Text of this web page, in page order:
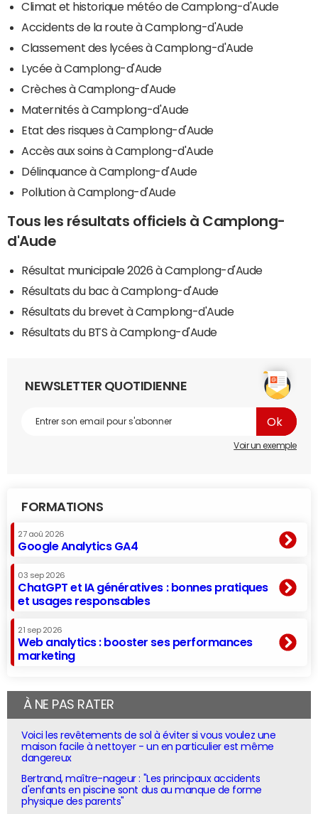
Climat et historique météo de Camplong-d'Aude
Accidents de la route à Camplong-d'Aude
Classement des lycées à Camplong-d'Aude
Lycée à Camplong-d'Aude
Crèches à Camplong-d'Aude
Maternités à Camplong-d'Aude
Etat des risques à Camplong-d'Aude
Accès aux soins à Camplong-d'Aude
Délinquance à Camplong-d'Aude
Pollution à Camplong-d'Aude
Tous les résultats officiels à Camplong-
d'Aude
Résultat municipale 2026 à Camplong-d'Aude
Résultats du bac à Camplong-d'Aude
Résultats du brevet à Camplong-d'Aude
Résultats du BTS à Camplong-d'Aude
NEWSLETTER QUOTIDIENNE
Voir un exemple
FORMATIONS
27 aoû 2026
Google Analytics GA4
03 sep 2026
ChatGPT et IA génératives : bonnes pratiques
et usages responsables
21 sep 2026
Web analytics : booster ses performances
marketing
À NE PAS RATER
Voici les revêtements de sol à éviter si vous voulez une
maison facile à nettoyer - un en particulier est même
dangereux
Bertrand, maître-nageur : "Les principaux accidents
d'enfants en piscine sont dus au manque de forme
physique des parents"